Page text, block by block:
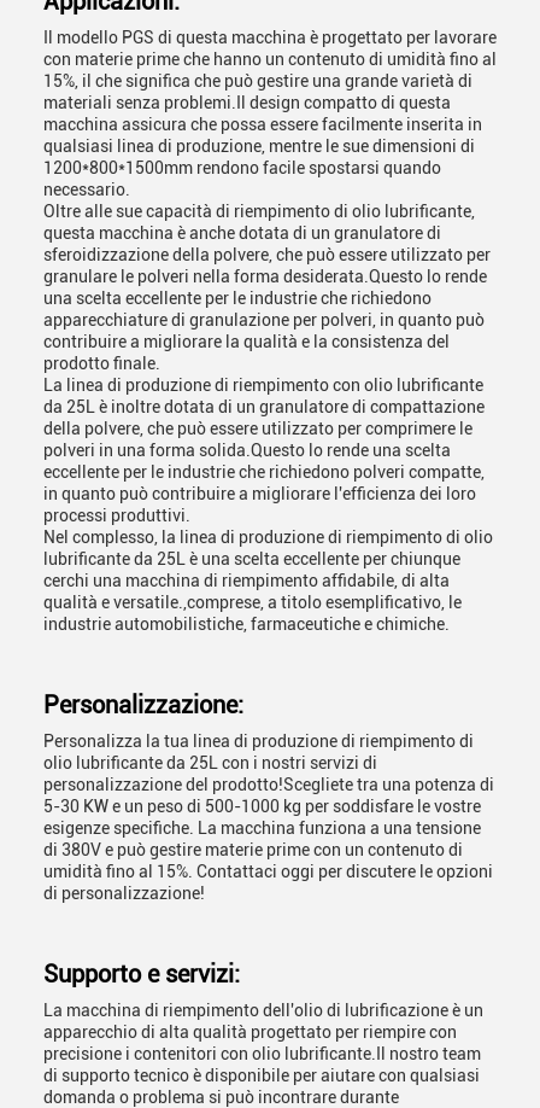
Il modello PGS di questa macchina è progettato per lavorare
con materie prime che hanno un contenuto di umidità fino al
15%, il che significa che può gestire una grande varietà di
materiali senza problemi.Il design compatto di questa
macchina assicura che possa essere facilmente inserita in
qualsiasi linea di produzione, mentre le sue dimensioni di
1200*800*1500mm rendono facile spostarsi quando
necessario.
Oltre alle sue capacità di riempimento di olio lubrificante,
questa macchina è anche dotata di un granulatore di
sferoidizzazione della polvere, che può essere utilizzato per
granulare le polveri nella forma desiderata.Questo lo rende
una scelta eccellente per le industrie che richiedono
apparecchiature di granulazione per polveri, in quanto può
contribuire a migliorare la qualità e la consistenza del
prodotto finale.
La linea di produzione di riempimento con olio lubrificante
da 25L è inoltre dotata di un granulatore di compattazione
della polvere, che può essere utilizzato per comprimere le
polveri in una forma solida.Questo lo rende una scelta
eccellente per le industrie che richiedono polveri compatte,
in quanto può contribuire a migliorare l'efficienza dei loro
processi produttivi.
Nel complesso, la linea di produzione di riempimento di olio
lubrificante da 25L è una scelta eccellente per chiunque
cerchi una macchina di riempimento affidabile, di alta
qualità e versatile.,comprese, a titolo esemplificativo, le
industrie automobilistiche, farmaceutiche e chimiche.
Personalizzazione:
Personalizza la tua linea di produzione di riempimento di
olio lubrificante da 25L con i nostri servizi di
personalizzazione del prodotto!Scegliete tra una potenza di
5-30 KW e un peso di 500-1000 kg per soddisfare le vostre
esigenze specifiche. La macchina funziona a una tensione
di 380V e può gestire materie prime con un contenuto di
umidità fino al 15%. Contattaci oggi per discutere le opzioni
di personalizzazione!
Supporto e servizi:
La macchina di riempimento dell'olio di lubrificazione è un
apparecchio di alta qualità progettato per riempire con
precisione i contenitori con olio lubrificante.Il nostro team
di supporto tecnico è disponibile per aiutare con qualsiasi
domanda o problema si può incontrare durante